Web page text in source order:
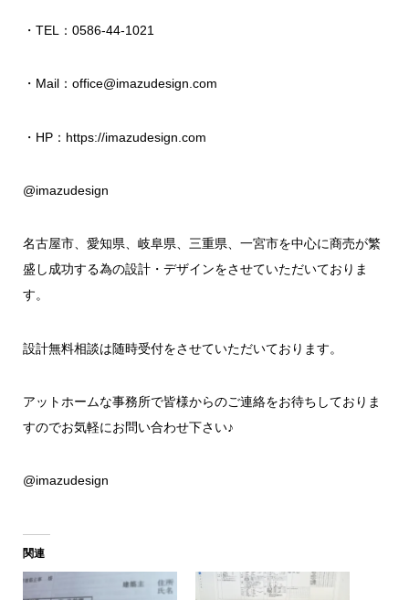
・TEL：0586-44-1021
・Mail：office@imazudesign.com
・HP： https://imazudesign.com
@imazudesign
名古屋市、愛知県、岐阜県、三重県、一宮市を中心に商売が繁
盛し成功する為の設計・デザインをさせていただいておりま
す。
設計無料相談は随時受付をさせていただいております。
アットホームな事務所で皆様からのご連絡をお待ちしておりま
すのでお気軽にお問い合わせ下さい♪
@imazudesign
関連